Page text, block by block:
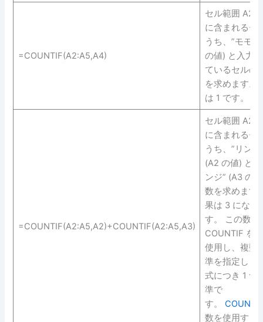
=COUNTIF(A2:A5,A4)
セル範囲 A2
に含まれるセ
うち、”モモ”
の値) と入力
ているセルの
を求めます。
は 1 です。
=COUNTIF(A2:A5,A2)+COUNTIF(A2:A5,A3)
セル範囲 A2
に含まれるセ
うち、”リンゴ
(A2 の値) と “
ンジ” (A3 の
数を求めます
果は 3 になり
す。 この数式
COUNTIF を
使用し、複数
準を指定しま
式につき 1 つ
準で
す。
数を使用する